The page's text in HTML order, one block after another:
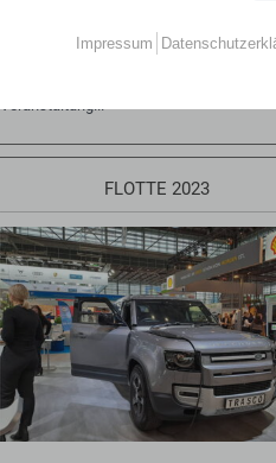
Impressum
Heute wurde Mitgliedern der öffentlichen
Verwaltung der Defender A-Kip® im
FLOTTE 2023